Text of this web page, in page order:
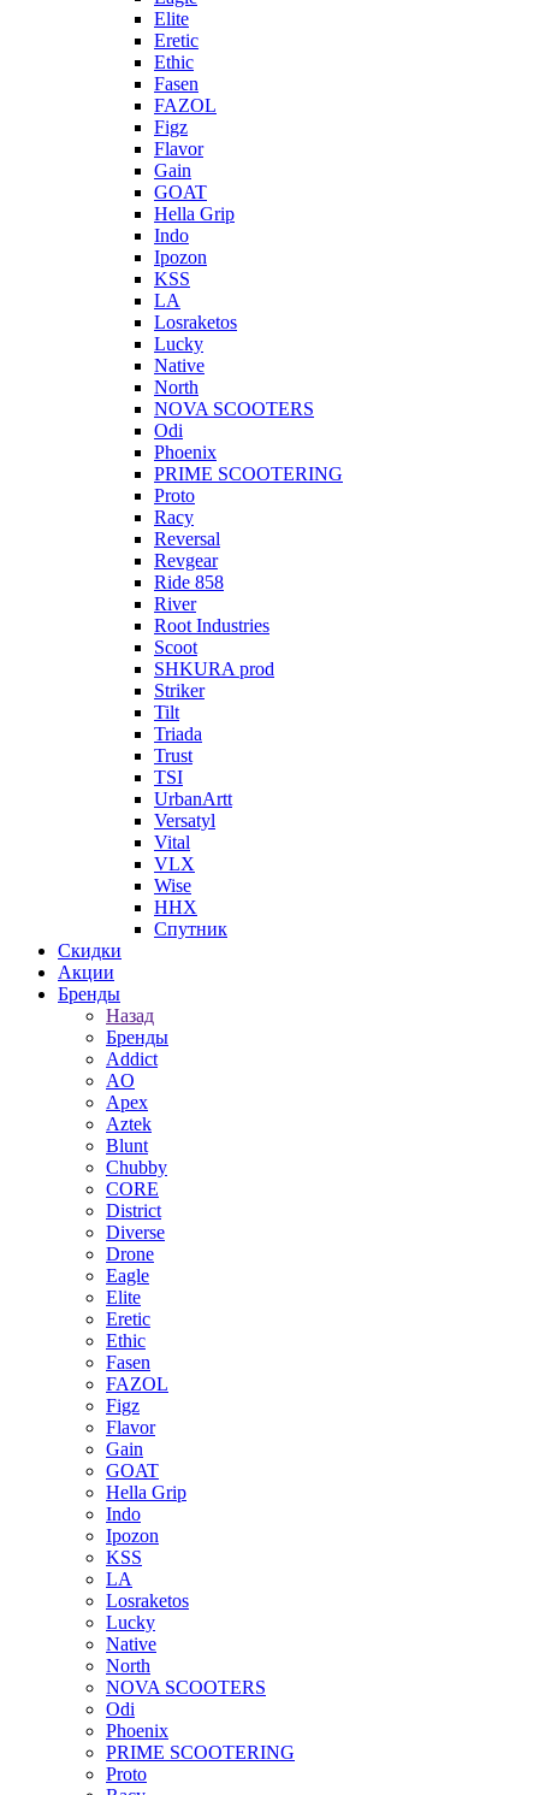
Elite
Eretic
Ethic
Fasen
FAZOL
Figz
Flavor
Gain
GOAT
Hella Grip
Indo
Ipozon
KSS
LA
Losraketos
Lucky
Native
North
NOVA SCOOTERS
Odi
Phoenix
PRIME SCOOTERING
Proto
Racy
Reversal
Revgear
Ride 858
River
Root Industries
Scoot
SHKURA рrоd
Striker
Tilt
Triada
Trust
TSI
UrbanArtt
Versatyl
Vital
VLX
Wise
ННХ
Спутник
Скидки
Акции
Бренды
Назад
Бренды
Addict
AO
Apex
Aztek
Blunt
Chubby
CORE
District
Diverse
Drone
Eagle
Elite
Eretic
Ethic
Fasen
FAZOL
Figz
Flavor
Gain
GOAT
Hella Grip
Indo
Ipozon
KSS
LA
Losraketos
Lucky
Native
North
NOVA SCOOTERS
Odi
Phoenix
PRIME SCOOTERING
Proto